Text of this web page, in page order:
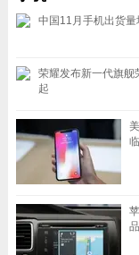
中国11月手机出货
荣耀发布新一代旗
起